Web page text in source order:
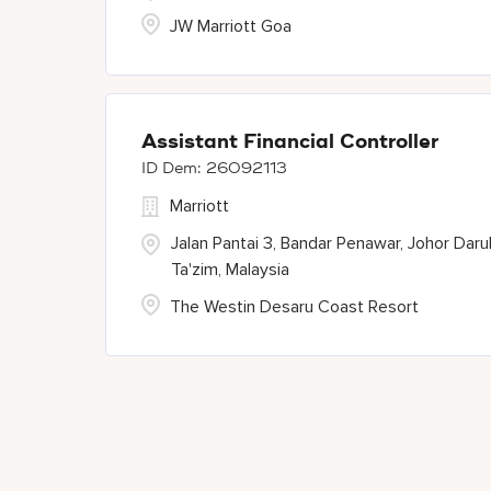
JW Marriott Goa
Assistant Financial Controller
26092113
Jalan Pantai 3, Bandar Penawar, Johor Darul
Ta'zim, Malaysia
Marriott
The Westin Desaru Coast Resort